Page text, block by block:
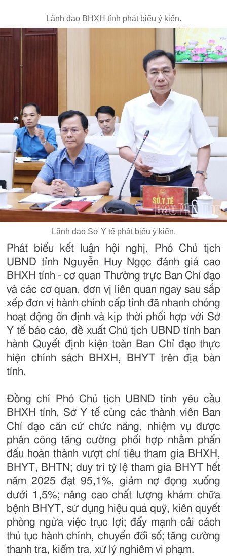
Lãnh đạo BHXH tỉnh phát biểu ý kiến.
Lãnh đạo Sở Y tế phát biểu ý kiến.
Phát biểu kết luận hội nghị, Phó Chủ tịch
UBND tỉnh Nguyễn Huy Ngọc đánh giá cao
BHXH tỉnh - cơ quan Thường trực Ban Chỉ đạo
và các cơ quan, đơn vị liên quan ngay sau sắp
xếp đơn vị hành chính cấp tỉnh đã nhanh chóng
hoạt động ổn định và kịp thời phối hợp với Sở
Y tế báo cáo, đề xuất Chủ tịch UBND tỉnh ban
hành Quyết định kiện toàn Ban Chỉ đạo thực
hiện chính sách BHXH, BHYT trên địa bàn
tỉnh.
Đồng chí Phó Chủ tịch UBND tỉnh yêu cầu
BHXH tỉnh, Sở Y tế cùng các thành viên Ban
Chỉ đạo căn cứ chức năng, nhiệm vụ được
phân công tăng cường phối hợp nhằm phấn
đấu hoàn thành vượt chỉ tiêu tham gia BHXH,
BHYT, BHTN; duy trì tỷ lệ tham gia BHYT hết
năm 2025 đạt 95,1%, giảm nợ đọng xuống
dưới 1,5%; nâng cao chất lượng khám chữa
bệnh BHYT, sử dụng hiệu quả quỹ, kiên quyết
phòng ngừa việc trục lợi; đẩy mạnh cải cách
thủ tục hành chính, chuyển đổi số; tăng cường
thanh tra, kiểm tra, xử lý nghiêm vi phạm.